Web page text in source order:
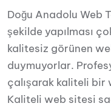
Doğu Anadolu Web
şekilde yapılması
kalitesiz görünen
duymuyorlar.
çalışarak kaliteli
Kaliteli web sitesi